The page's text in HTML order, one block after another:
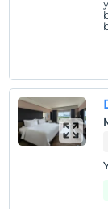
2 yaşına
Her bir oda